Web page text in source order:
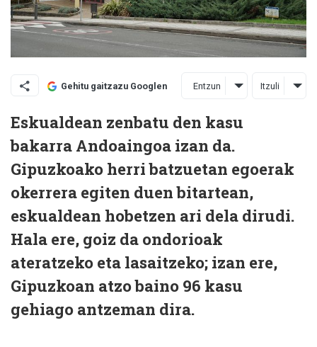
Gehitu gaitzazu Googlen Entzun Itzuli
Eskualdean zenbatu den kasu
bakarra Andoaingoa izan da.
Gipuzkoako herri batzuetan egoerak
okerrera egiten duen bitartean,
eskualdean hobetzen ari dela dirudi.
Hala ere, goiz da ondorioak
ateratzeko eta lasaitzeko; izan ere,
Gipuzkoan atzo baino 96 kasu
gehiago antzeman dira.